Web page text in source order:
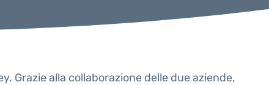
Grazie alla collaborazione delle due aziende,